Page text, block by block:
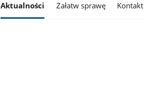
Aktualności Załatw sprawę Kontakt